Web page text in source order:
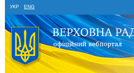
УКР ENG